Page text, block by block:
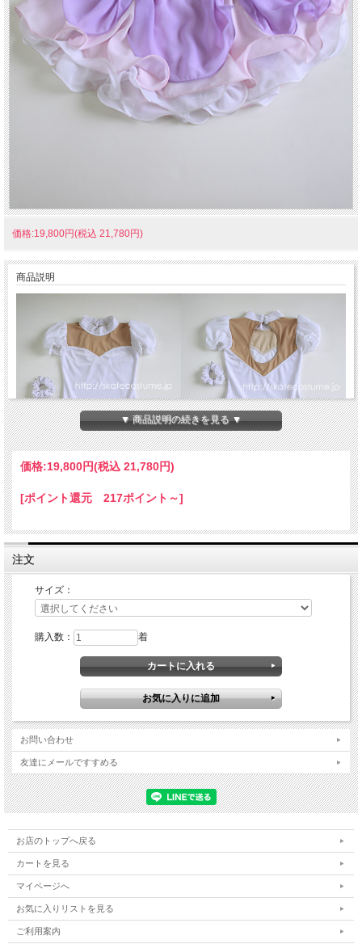
価格:19,800円(税込 21,780円)
商品説明
フィギュアスケート衣装／品番PIT-58ホワイト
▼このフィギュアスケート衣装の特徴は？
３段のカーリーなスカートとリボンがとってもキュート！
小さな妖精が舞い降りたようなドリーミーなコスチューム。
コスチューム全体に裏地がついています。スカートはテグス入り３段フリルスカー
※ プチ・コスチュームシリーズ・・・モチーフやスワロフスキーでオリジナル大
会衣装に！そのままバッジテストはもちろん、練習用にも使用できるシリーズで
す。
●こちらは品番【PIT-58ホワイト】となります。
★オーダー御注文は下記サイズチャートよりお選びください。
▼ＤＥＴＡＩＬ
▼ 商品説明の続きを見る ▼
価格:19,800円(税込 21,780円)
[ポイント還元 217ポイント～]
注文
サイズ：
購入数： 着
お問い合わせ
友達にメールですすめる
お店のトップへ戻る
カートを見る
マイページへ
お気に入りリストを見る
ご利用案内